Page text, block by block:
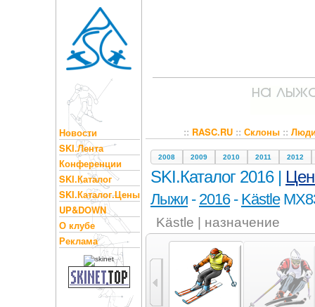
Новости
SKI.Лента
Конференции
SKI.Каталог
SKI.Каталог.Цены
UP&DOWN
О клубе
Реклама
:: RASC.RU:: Склоны::
2008 2009 2010 2011 2012
SKI.Каталог 2016 |
Лыжи - 2016- Kästle
Kästle | назначение